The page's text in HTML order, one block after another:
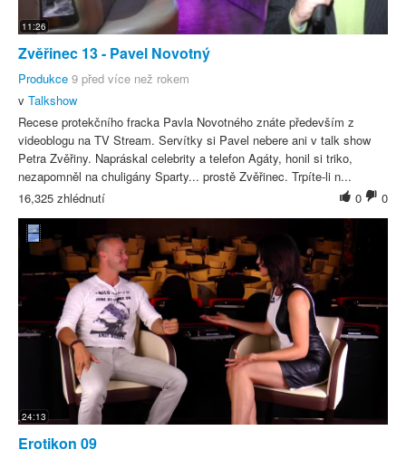
11:26
Zvěřinec 13 - Pavel Novotný
Produkce 9 před více než rokem
v Talkshow
Recese protekčního fracka Pavla Novotného znáte především z
videoblogu na TV Stream. Servítky si Pavel nebere ani v talk show
Petra Zvěřiny. Napráskal celebrity a telefon Agáty, honil si triko,
nezapomněl na chuligány Sparty... prostě Zvěřinec. Trpíte-li n...
0
0
16,325 zhlédnutí
24:13
Erotikon 09